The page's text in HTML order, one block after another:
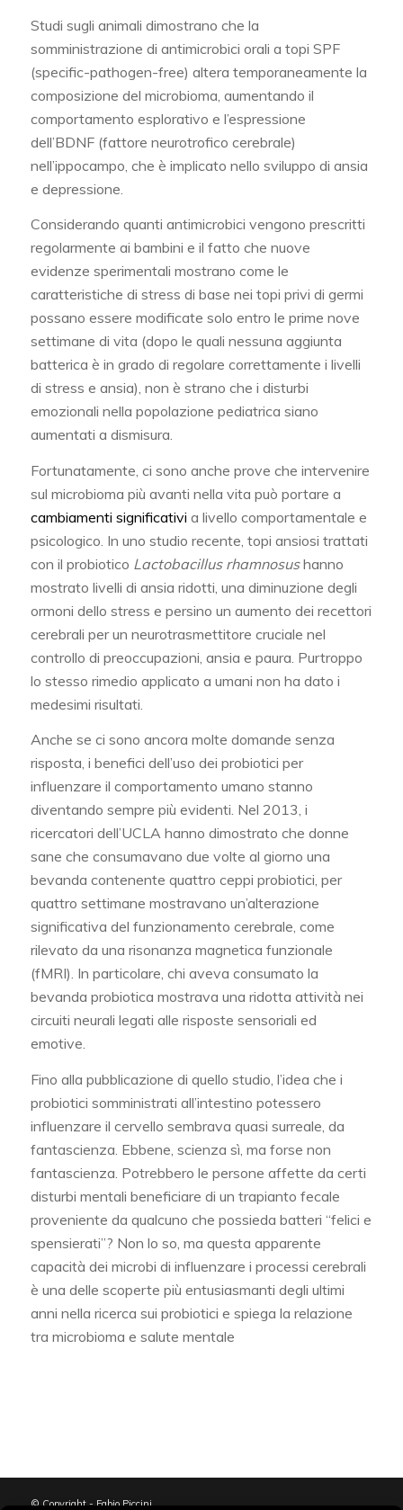
Studi sugli animali dimostrano che la
somministrazione di antimicrobici orali a topi SPF
(specific-pathogen-free) altera temporaneamente la
composizione del microbioma, aumentando il
comportamento esplorativo e l’espressione
dell’BDNF (fattore neurotrofico cerebrale)
nell’ippocampo, che è implicato nello sviluppo di ansia
e depressione.
Considerando quanti antimicrobici vengono prescritti
regolarmente ai bambini e il fatto che nuove
evidenze sperimentali mostrano come le
caratteristiche di stress di base nei topi privi di germi
possano essere modificate solo entro le prime nove
settimane di vita (dopo le quali nessuna aggiunta
batterica è in grado di regolare correttamente i livelli
di stress e ansia), non è strano che i disturbi
emozionali nella popolazione pediatrica siano
aumentati a dismisura.
Fortunatamente, ci sono anche prove che intervenire
sul microbioma più avanti nella vita può portare a
cambiamenti significativi a livello comportamentale e
psicologico. In uno studio recente, topi ansiosi trattati
con il probiotico Lactobacillus rhamnosushanno
mostrato livelli di ansia ridotti, una diminuzione degli
ormoni dello stress e persino un aumento dei recettori
cerebrali per un neurotrasmettitore cruciale nel
controllo di preoccupazioni, ansia e paura. Purtroppo
lo stesso rimedio applicato a umani non ha dato i
medesimi risultati.
Anche se ci sono ancora molte domande senza
risposta, i benefici dell’uso dei probiotici per
influenzare il comportamento umano stanno
diventando sempre più evidenti. Nel 2013, i
ricercatori dell’UCLA hanno dimostrato che donne
sane che consumavano due volte al giorno una
bevanda contenente quattro ceppi probiotici, per
quattro settimane mostravano un’alterazione
significativa del funzionamento cerebrale, come
rilevato da una risonanza magnetica funzionale
(fMRI). In particolare, chi aveva consumato la
bevanda probiotica mostrava una ridotta attività nei
circuiti neurali legati alle risposte sensoriali ed
emotive.
Fino alla pubblicazione di quello studio, l’idea che i
probiotici somministrati all’intestino potessero
influenzare il cervello sembrava quasi surreale, da
fantascienza. Ebbene, scienza sì, ma forse non
fantascienza. Potrebbero le persone affette da certi
disturbi mentali beneficiare di un trapianto fecale
proveniente da qualcuno che possieda batteri “felici e
spensierati”? Non lo so, ma questa apparente
capacità dei microbi di influenzare i processi cerebrali
è una delle scoperte più entusiasmanti degli ultimi
anni nella ricerca sui probiotici e spiega la relazione
tra microbioma e salute mentale
© Copyright - Fabio Piccini